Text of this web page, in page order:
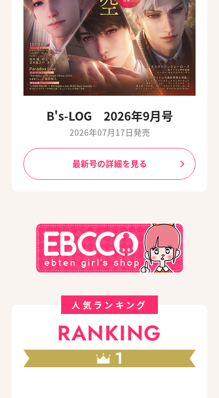
B's-LOG 2026年9月号
2026年07月17日発売
最新号の詳細を見る
人気ランキング
RANKING
1